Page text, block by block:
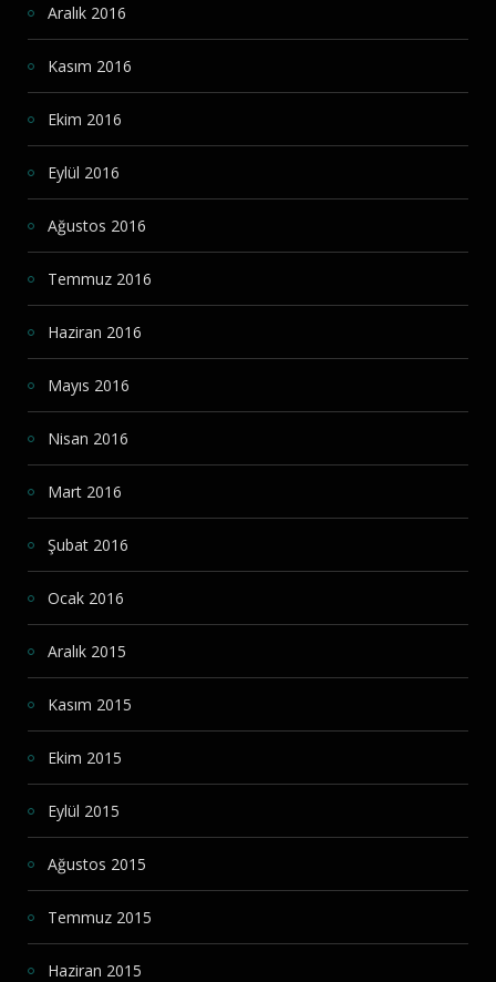
Aralık 2016
Kasım 2016
Ekim 2016
Eylül 2016
Ağustos 2016
Temmuz 2016
Haziran 2016
Mayıs 2016
Nisan 2016
Mart 2016
Şubat 2016
Ocak 2016
Aralık 2015
Kasım 2015
Ekim 2015
Eylül 2015
Ağustos 2015
Temmuz 2015
Haziran 2015